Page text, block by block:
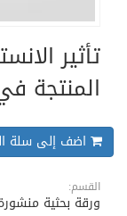
تأثير
المنتجة
اضف إلى سلة
القسم:
ورقة بحثية